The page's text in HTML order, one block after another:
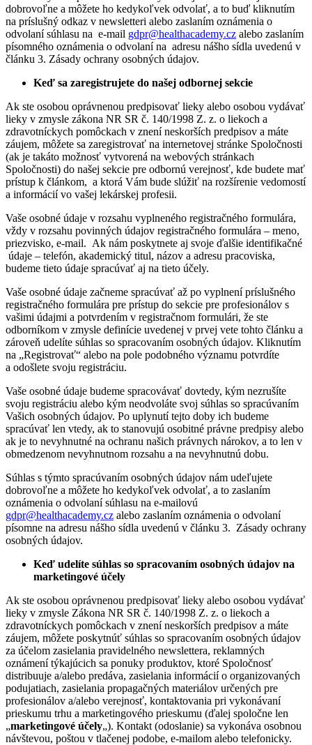
dobrovoľne a môžete ho kedykoľvek odvolať, a to buď kliknutím
na príslušný odkaz v newsletteri alebo zaslaním oznámenia o
odvolaní súhlasu na e-mail gdpr@healthacademy.cz alebo zaslaním
písomného oznámenia o odvolaní na adresu nášho sídla uvedenú v
článku 3. Zásady ochrany osobných údajov.
Keď sa zaregistrujete do našej odbornej sekcie
Ak ste osobou oprávnenou predpisovať lieky alebo osobou vydávať
lieky v zmysle zákona NR SR č. 140/1998 Z. z. o liekoch a
zdravotníckych pomôckach v znení neskorších predpisov a máte
záujem, môžete sa zaregistrovať na internetovej stránke Spoločnosti
(ak je takáto možnosť vytvorená na webových stránkach
Spoločnosti) do našej sekcie pre odbornú verejnosť, kde budete mať
prístup k článkom, a ktorá Vám bude slúžiť na rozšírenie vedomostí
a informácií vo vašej lekárskej profesii.
Vaše osobné údaje v rozsahu vyplneného registračného formulára,
vždy v rozsahu povinných údajov registračného formulára – meno,
priezvisko, e-mail. Ak nám poskytnete aj svoje ďalšie identifikačné
údaje – telefón, akademický titul, názov a adresu pracoviska,
budeme tieto údaje spracúvať aj na tieto účely.
Vaše osobné údaje začneme spracúvať až po vyplnení príslušného
registračného formulára pre prístup do sekcie pre profesionálov s
vašimi údajmi a potvrdením v registračnom formulári, že ste
odborníkom v zmysle definície uvedenej v prvej vete tohto článku a
zároveň udelíte súhlas so spracovaním osobných údajov. Kliknutím
na „Registrovať“ alebo na pole podobného významu potvrdíte
a odošlete svoju registráciu.
Vaše osobné údaje budeme spracovávať dovtedy, kým nezrušíte
svoju registráciu alebo kým neodvoláte svoj súhlas so spracúvaním
Vašich osobných údajov. Po uplynutí tejto doby ich budeme
spracúvať len vtedy, ak to stanovujú osobitné právne predpisy alebo
ak je to nevyhnutné na ochranu našich právnych nárokov, a to len v
obmedzenom nevyhnutnom rozsahu a na nevyhnutnú dobu.
Súhlas s týmto spracúvaním osobných údajov nám udeľujete
dobrovoľne a môžete ho kedykoľvek odvolať, a to zaslaním
oznámenia o odvolaní súhlasu na e-mailovú
gdpr@healthacademy.cz alebo zaslaním oznámenia o odvolaní
písomne na adresu nášho sídla uvedenú v článku 3. Zásady ochrany
osobných údajov.
Keď udelíte súhlas so spracovaním osobných údajov na
marketingové účely
Ak ste osobou oprávnenou predpisovať lieky alebo osobou vydávať
lieky v zmysle Zákona NR SR č. 140/1998 Z. z. o liekoch a
zdravotníckych pomôckach v znení neskorších predpisov a máte
záujem, môžete poskytnúť súhlas so spracovaním osobných údajov
za účelom zasielania pravidelného newslettera, reklamných
oznámení týkajúcich sa ponuky produktov, ktoré Spoločnosť
distribuuje a/alebo predáva, zasielania informácií o organizovaných
podujatiach, zasielania propagačných materiálov určených pre
profesionálov a/alebo verejnosť, kontaktovania pri vykonávaní
prieskumu trhu a marketingového prieskumu (ďalej spoločne len
„marketingové účely„). Kontakt (odoslanie) sa vykonáva osobnou
návštevou, poštou v tlačenej podobe, e-mailom alebo telefonicky.